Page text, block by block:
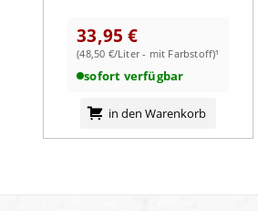
33,95 €
(48,50 €/Liter - mit Farbstoff)¹
sofort verfügbar
in den Warenkorb